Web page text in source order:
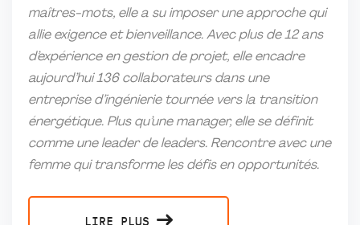
maîtres-mots, elle a su imposer une approche qui
allie exigence et bienveillance. Avec plus de 12 ans
d’expérience en gestion de projet, elle encadre
aujourd’hui 136 collaborateurs dans une
entreprise d’ingénierie tournée vers la transition
énergétique. Plus qu’une manager, elle se définit
comme une leader de leaders. Rencontre avec une
femme qui transforme les défis en opportunités.
LIRE PLUS